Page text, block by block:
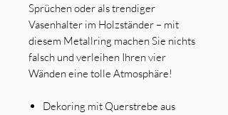
Sprüchen oder als trendiger
Vasenhalter im Holzständer – mit
diesem Metallring machen Sie nichts
falsch und verleihen Ihren vier
Wänden eine tolle Atmosphäre!
Dekoring mit Querstrebe aus